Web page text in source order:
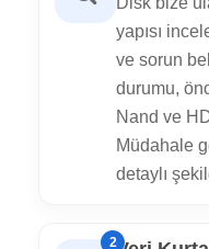
yapısı
ve sorun
durumu,
Nand ve
Müdahale
detaylı
2